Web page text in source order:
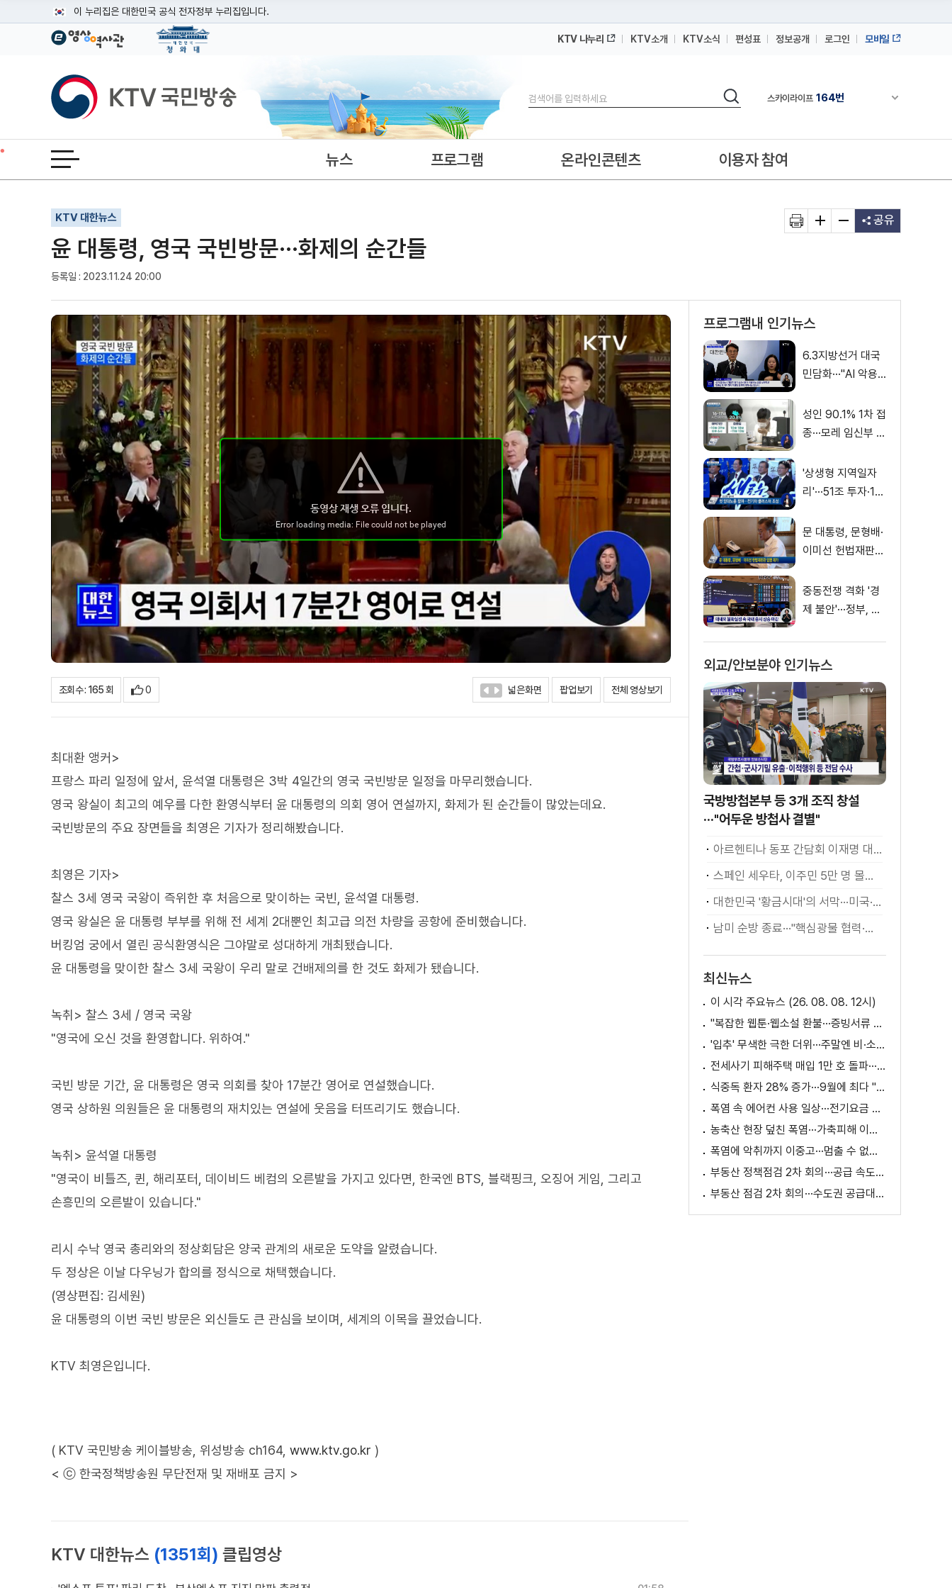
이 누리집은 대한민국 공식 전자정부 누리집입니다.
공식 누리집 주소 확인하기
이밖에 or.kr 또는 .kr등 다른 도메인 주소를 사용하고 있다면 아래 URL에서 도메인 주소를 확인해 보세요
운영중인 공식 누리집보기
KTV 나누리 KTV소개 KTV소식 편성표 정보공개 로그인 모바일
KTV국민방송
검색
검색 채널안내 펼쳐
스카이라이프 164번
스카이라이프 164번
스카이라이프
전체메뉴 열기 뉴스 프로그램 온라인콘텐츠 이용자 참여
KTV 대한뉴스
윤 대통령, 영국 국빈방문···화제의 순간들
등록일 : 2023.11.24 20:00
기사인쇄
글자확대
글자축소 공유
조회수 : 165 회 0 넓은화면 팝업보기 전체 영상보기
최대환 앵커>
프랑스 파리 일정에 앞서, 윤석열 대통령은 3박 4일간의 영국 국빈방문 일정을 마무리했습니다.
영국 왕실이 최고의 예우를 다한 환영식부터 윤 대통령의 의회 영어 연설까지, 화제가 된 순간들이 많았는데요.
국빈방문의 주요 장면들을 최영은 기자가 정리해봤습니다.
최영은 기자>
찰스 3세 영국 국왕이 즉위한 후 처음으로 맞이하는 국빈, 윤석열 대통령.
영국 왕실은 윤 대통령 부부를 위해 전 세계 2대뿐인 최고급 의전 차량을 공항에 준비했습니다.
버킹엄 궁에서 열린 공식환영식은 그야말로 성대하게 개최됐습니다.
윤 대통령을 맞이한 찰스 3세 국왕이 우리 말로 건배제의를 한 것도 화제가 됐습니다.
녹취> 찰스 3세 / 영국 국왕
"영국에 오신 것을 환영합니다. 위하여."
국빈 방문 기간, 윤 대통령은 영국 의회를 찾아 17분간 영어로 연설했습니다.
영국 상하원 의원들은 윤 대통령의 재치있는 연설에 웃음을 터뜨리기도 했습니다.
녹취> 윤석열 대통령
"영국이 비틀즈, 퀸, 해리포터, 데이비드 베컴의 오른발을 가지고 있다면, 한국엔 BTS, 블랙핑크, 오징어 게임, 그리고
손흥민의 오른발이 있습니다."
리시 수낙 영국 총리와의 정상회담은 양국 관계의 새로운 도약을 알렸습니다.
두 정상은 이날 다우닝가 합의를 정식으로 채택했습니다.
(영상편집: 김세원)
윤 대통령의 이번 국빈 방문은 외신들도 큰 관심을 보이며, 세계의 이목을 끌었습니다.
KTV 최영은입니다.
( KTV 국민방송 케이블방송, 위성방송 ch164, www.ktv.go.kr )
< ⓒ 한국정책방송원 무단전재 및 재배포 금지 >
KTV 대한뉴스 (1351회) 클립영상
프로그램내 인기뉴스
6.3지방선거 대국
민담화···"AI 악용
성인 90.1% 1차 접
종···모레 임신부 사
'상생형 지역일자
리'···51조 투자·13
문 대통령, 문형배·
이미선 헌법재판관
중동전쟁 격화 '경
제 불안'···정부, 금
소화
외교/안보분야 인기뉴스
국방방첩본부 등 3개 조직 창설
···"어두운 방첩사 결별"
아르헨티나 동포 간담회 이재명 대통령 모두발언
스페인 세우타, 이주민 5만 명 몰려 [월드 투데이]
대한민국 '황금시대'의 서막···미국·남미 순방 성과 총정리 [정.주.행]
남미 순방 종료···"핵심광물 협력·원유 수입선 확대"
최신뉴스
이 시각 주요뉴스 (26. 08. 08. 12시)
"복잡한 웹툰·웹소설 환불···증빙서류 요구까지"
'입추' 무색한 극한 더위···주말엔 비·소나기
전세사기 피해주택 매입 1만 호 돌파···피해 지원 속도
식중독 환자 28% 증가···9월에 최다 "입추 방심 금물"
폭염 속 에어컨 사용 일상···전기요금 줄이려면?
농축산 현장 덮친 폭염···가축피해 이틀 새 28만 마리↑
폭염에 악취까지 이중고···멈출 수 없는 필수노동
부동산 정책점검 2차 회의···공급 속도전 본격화하나
부동산 점검 2차 회의···수도권 공급대책 논의